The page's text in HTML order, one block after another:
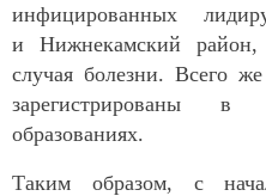
инфицированных
и Нижнекамский
случая болезни. Всего
зарегистрированы в
образованиях.
Таким образом, с